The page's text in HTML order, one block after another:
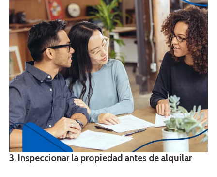
3. Inspeccionar la propiedad antes de alquilar